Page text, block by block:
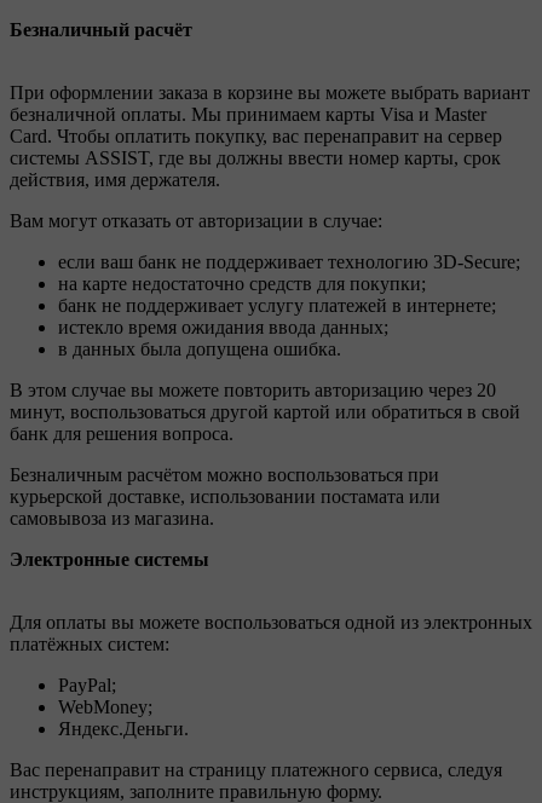
Безналичный расчёт
При оформлении заказа в корзине вы можете выбрать вариант
безналичной оплаты. Мы принимаем карты Visa и Master
Card. Чтобы оплатить покупку, вас перенаправит на сервер
системы ASSIST, где вы должны ввести номер карты, срок
действия, имя держателя.
Вам могут отказать от авторизации в случае:
если ваш банк не поддерживает технологию 3D-Secure;
на карте недостаточно средств для покупки;
банк не поддерживает услугу платежей в интернете;
истекло время ожидания ввода данных;
в данных была допущена ошибка.
В этом случае вы можете повторить авторизацию через 20
минут, воспользоваться другой картой или обратиться в свой
банк для решения вопроса.
Безналичным расчётом можно воспользоваться при
курьерской доставке, использовании постамата или
самовывоза из магазина.
Электронные системы
Для оплаты вы можете воспользоваться одной из электронных
платёжных систем:
PayPal;
WebMoney;
Яндекс.Деньги.
Вас перенаправит на страницу платежного сервиса, следуя
инструкциям, заполните правильную форму.